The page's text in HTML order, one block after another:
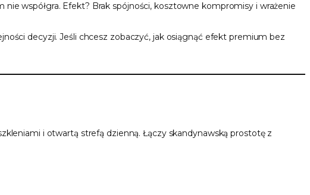
współgra. Efekt? Brak spójności, kosztowne kompromisy i wrażenie
decyzji. Jeśli chcesz zobaczyć, jak osiągnąć efekt premium bez
i otwartą strefą dzienną. Łączy skandynawską prostotę z